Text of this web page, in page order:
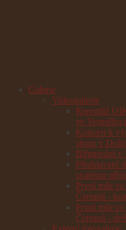
Galerie
Videogalerie
Reportáž
ve
Koncert k
sboru v
Biřmování v
Představení
svatému
První mše
Čermná -
První mše
Čermná -